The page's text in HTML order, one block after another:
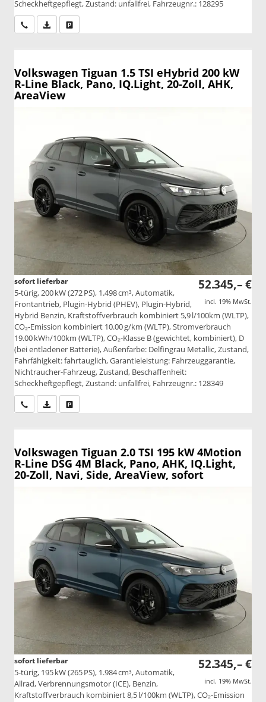
Scheckheftgepflegt, Zustand: unfallfrei, Fahrzeugnr.: 128295
Wir rufen Sie anPDF-Datei, Fahrzeugexposé drucken
Volkswagen Tiguan 1.5 TSI eHybrid 200 kW
R-Line Black, Pano, IQ.Light, 20-Zoll, AHK,
AreaView
52.345,– €
incl. 19% MwSt.
sofort lieferbar
5-türig, 200 kW (272 PS), 1.498 cm³, Automatik,
Frontantrieb, Plugin-Hybrid (PHEV), Plugin-Hybrid,
Hybrid Benzin, Kraftstoffverbrauch kombiniert 5,9 l/100km (WLTP),
CO₂-Emission kombiniert 10.00 g/km (WLTP), Stromverbrauch
19.00 kWh/100km (WLTP), CO₂-Klasse B (gewichtet, kombiniert), D
(bei entladener Batterie), Außenfarbe: Delfingrau Metallic, Zustand,
Fahrfähigkeit: fahrtauglich, Garantieleistung: Fahrzeuggarantie,
Nichtraucher-Fahrzeug, Zustand, Beschaffenheit:
Scheckheftgepflegt, Zustand: unfallfrei, Fahrzeugnr.: 128349
Wir rufen Sie anPDF-Datei, Fahrzeugexposé drucken
Volkswagen Tiguan 2.0 TSI 195 kW 4Motion
R-Line DSG 4M Black, Pano, AHK, IQ.Light,
20-Zoll, Navi, Side, AreaView, sofort
52.345,– €
incl. 19% MwSt.
sofort lieferbar
5-türig, 195 kW (265 PS), 1.984 cm³, Automatik,
Allrad, Verbrennungsmotor (ICE), Benzin,
Kraftstoffverbrauch kombiniert 8,5 l/100km (WLTP), CO₂-Emission